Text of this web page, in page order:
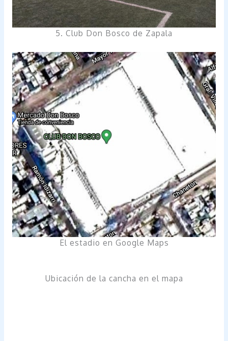
5. Club Don Bosco de Zapala
El estadio en Google Maps
Ubicación de la cancha en el mapa